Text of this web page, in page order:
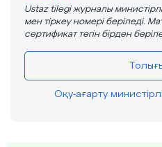
Ustaz tilegi журналы
мен тіркеу номері беріледі.
сертификат тегін бірден
Оқу-ағарту